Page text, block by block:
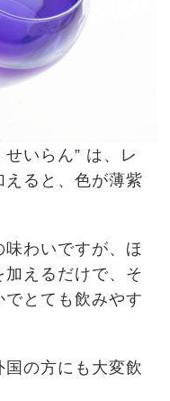
いらん” は、レ
ると、色が薄紫
わいですが、ほ
えるだけで、そ
とても飲みやす
国の方にも大変飲